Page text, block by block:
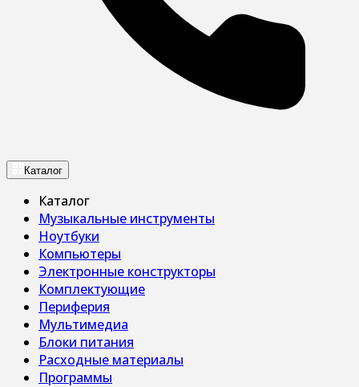
Каталог
Каталог
Музыкальные инструменты
Ноутбуки
Компьютеры
Электронные конструкторы
Комплектующие
Периферия
Мультимедиа
Блоки питания
Расходные материалы
Программы